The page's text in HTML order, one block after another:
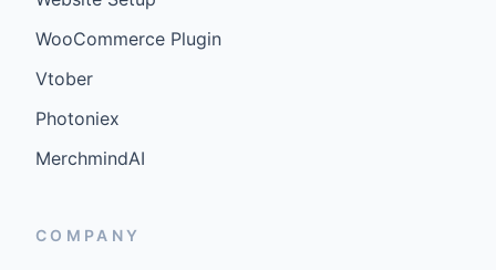
WooCommerce Plugin
Vtober
Photoniex
MerchmindAI
COMPANY